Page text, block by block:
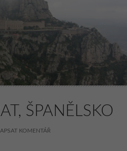
ŠPANĚLSKO
KOMENTÁŘ